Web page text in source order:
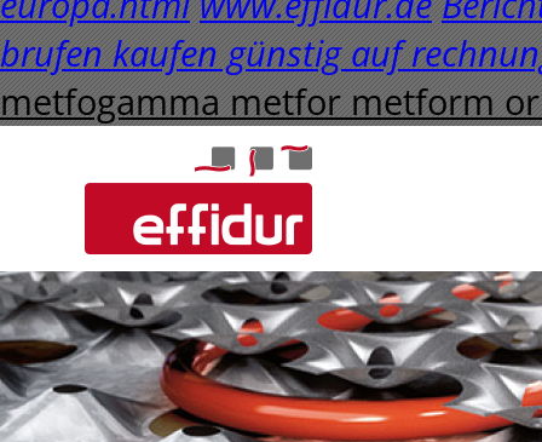
brufen kaufen günstig auf
metfogamma metfor metform